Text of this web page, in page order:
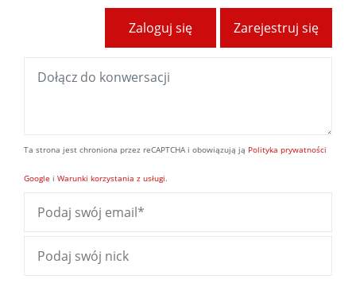
Zarejestruj się
Zaloguj się
Ta strona jest chroniona przez reCAPTCHA i obowiązują ją Polityka prywatności
Google i Warunki korzystania z usługi.